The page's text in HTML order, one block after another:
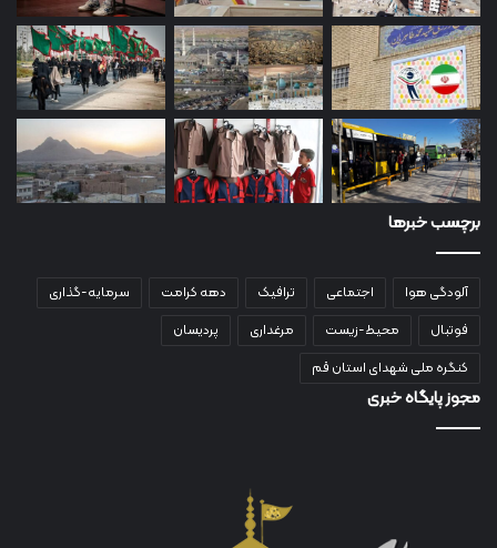
برچسب خبرها
آلودگی هوا اجتماعی ترافیک دهه کرامت
سرمایه-گذاری
فوتبال
محیط-زیست مرغداری
پردیسان
کنگره ملی شهدای استان قم
مجوز پایگاه خبری